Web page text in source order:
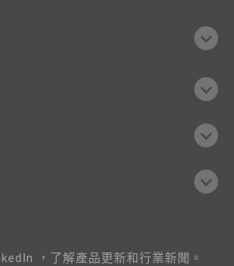
，了解產品更新和行業新聞。